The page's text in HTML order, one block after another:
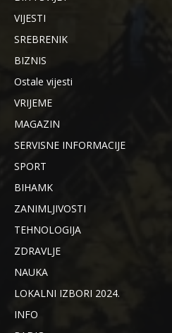
VIJESTI
SREBRENIK
BIZNIS
Ostale vijesti
VRIJEME
MAGAZIN
SERVISNE INFORMACIJE
SPORT
BIHAMK
ZANIMLJIVOSTI
TEHNOLOGIJA
ZDRAVLJE
NAUKA
LOKALNI IZBORI 2024.
INFO